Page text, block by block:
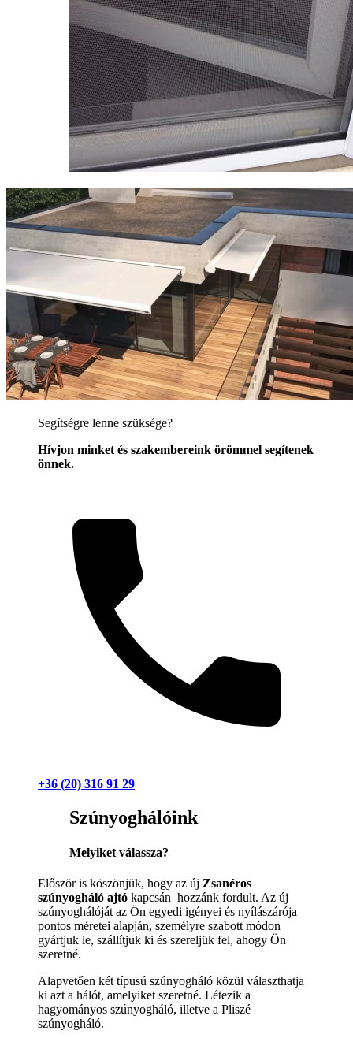
Segítségre lenne szüksége?
Hívjon minket és szakembereink örömmel segítenek
önnek.
+36 (20) 316 91 29
Szúnyoghálóink
Melyiket válassza?
Először is köszönjük, hogy az új Zsanéros
szúnyogháló ajtó kapcsán hozzánk fordult. Az új
szúnyoghálóját az Ön egyedi igényei és nyílászárója
pontos méretei alapján, személyre szabott módon
gyártjuk le, szállítjuk ki és szereljük fel, ahogy Ön
szeretné.
Alapvetően két típusú szúnyogháló közül választhatja
ki azt a hálót, amelyiket szeretné. Létezik a
hagyományos szúnyogháló, illetve a Pliszé
szúnyogháló.